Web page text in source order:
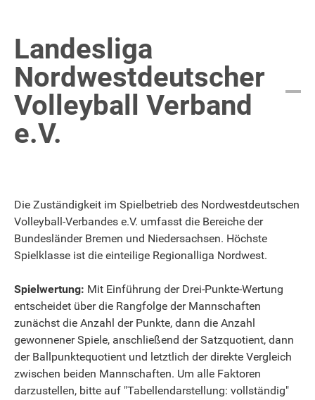
Landesliga
Nordwestdeutscher
Volleyball Verband
e.V.
Die Zuständigkeit im Spielbetrieb des Nordwestdeutschen
Volleyball-Verbandes e.V. umfasst die Bereiche der
Bundesländer Bremen und Niedersachsen. Höchste
Spielklasse ist die einteilige Regionalliga Nordwest.
Spielwertung: Mit Einführung der Drei-Punkte-Wertung
entscheidet über die Rangfolge der Mannschaften
zunächst die Anzahl der Punkte, dann die Anzahl
gewonnener Spiele, anschließend der Satzquotient, dann
der Ballpunktequotient und letztlich der direkte Vergleich
zwischen beiden Mannschaften. Um alle Faktoren
darzustellen, bitte auf "Tabellendarstellung: vollständig"